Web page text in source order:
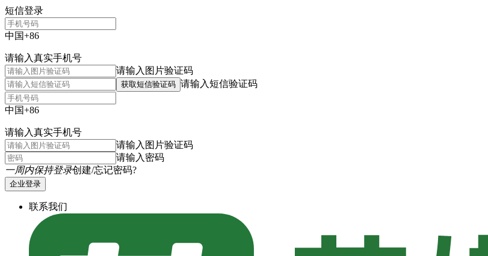
短信登录
中国+86
请输入真实手机号
请输入图片验证码
获取短信验证码 请输入短信验证码
中国+86
请输入真实手机号
请输入图片验证码
请输入密码
一周内保持登录创建/忘记密码?
企业登录
联系我们